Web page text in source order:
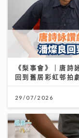
《梨事會》｜唐詩
回到舊居彩虹邨拍
29/07/2026